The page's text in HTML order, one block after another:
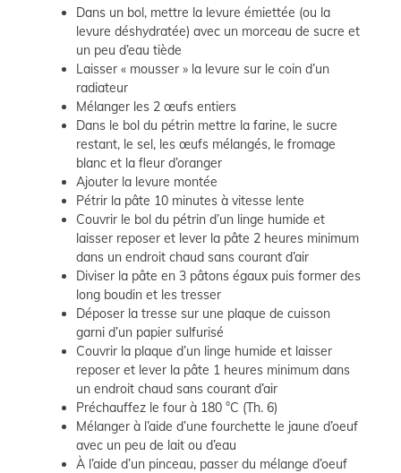
Dans un bol, mettre la levure émiettée (ou la
levure déshydratée) avec un morceau de sucre et
un peu d’eau tiède
Laisser « mousser » la levure sur le coin d’un
radiateur
Mélanger les 2 œufs entiers
Dans le bol du pétrin mettre la farine, le sucre
restant, le sel, les œufs mélangés, le fromage
blanc et la fleur d’oranger
Ajouter la levure montée
Pétrir la pâte 10 minutes à vitesse lente
Couvrir le bol du pétrin d’un linge humide et
laisser reposer et lever la pâte 2 heures minimum
dans un endroit chaud sans courant d’air
Diviser la pâte en 3 pâtons égaux puis former des
long boudin et les tresser
Déposer la tresse sur une plaque de cuisson
garni d’un papier sulfurisé
Couvrir la plaque d’un linge humide et laisser
reposer et lever la pâte 1 heures minimum dans
un endroit chaud sans courant d’air
Préchauffez le four à 180 °C (Th. 6)
Mélanger à l’aide d’une fourchette le jaune d’oeuf
avec un peu de lait ou d’eau
À l’aide d’un pinceau, passer du mélange d’oeuf